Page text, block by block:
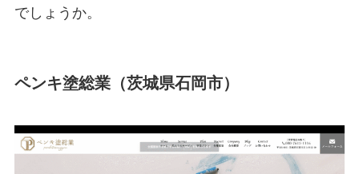
でしょうか。
ペンキ塗総業（茨城県石岡市）